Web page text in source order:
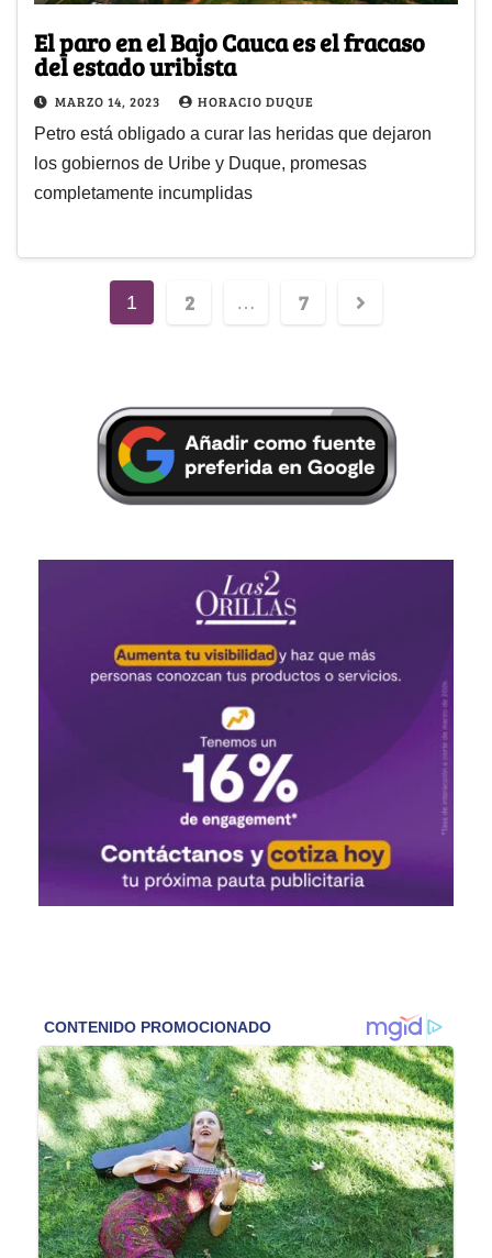
El paro en el Bajo Cauca es el fracaso
del estado uribista
MARZO 14, 2023 HORACIO DUQUE
Petro está obligado a curar las heridas que dejaron
los gobiernos de Uribe y Duque, promesas
completamente incumplidas
1 2 … 7